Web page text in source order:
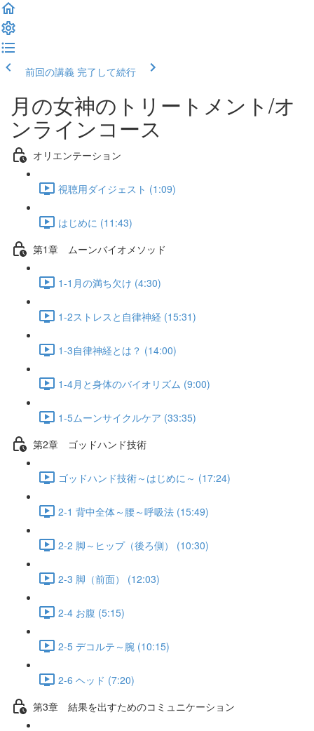
前回の講義 完了して続行
月の女神のトリートメント/オ
ンラインコース
オリエンテーション
視聴用ダイジェスト (1:09)
はじめに (11:43)
第1章 ムーンバイオメソッド
1-1月の満ち欠け (4:30)
1-2ストレスと自律神経 (15:31)
1-3自律神経とは？ (14:00)
1-4月と身体のバイオリズム (9:00)
1-5ムーンサイクルケア (33:35)
第2章 ゴッドハンド技術
ゴッドハンド技術～はじめに～ (17:24)
2-1 背中全体～腰～呼吸法 (15:49)
2-2 脚～ヒップ（後ろ側） (10:30)
2-3 脚（前面） (12:03)
2-4 お腹 (5:15)
2-5 デコルテ～腕 (10:15)
2-6 ヘッド (7:20)
第3章 結果を出すためのコミュニケーション